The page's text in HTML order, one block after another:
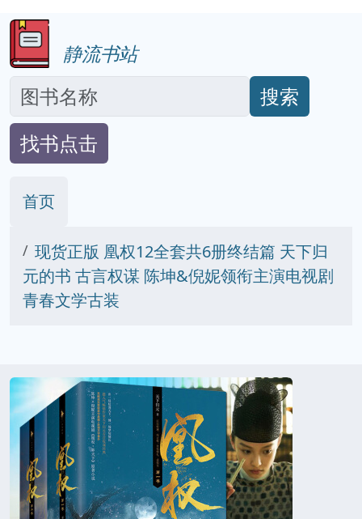
静流书站
搜索
找书点击
首页
现货正版 凰权12全套共6册终结篇 天下归
元的书 古言权谋 陈坤&倪妮领衔主演电视剧
青春文学古装